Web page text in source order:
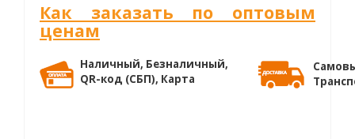
Как заказать по оптовым
ценам
Наличный, Безналичный,
QR-код (СБП), Карта